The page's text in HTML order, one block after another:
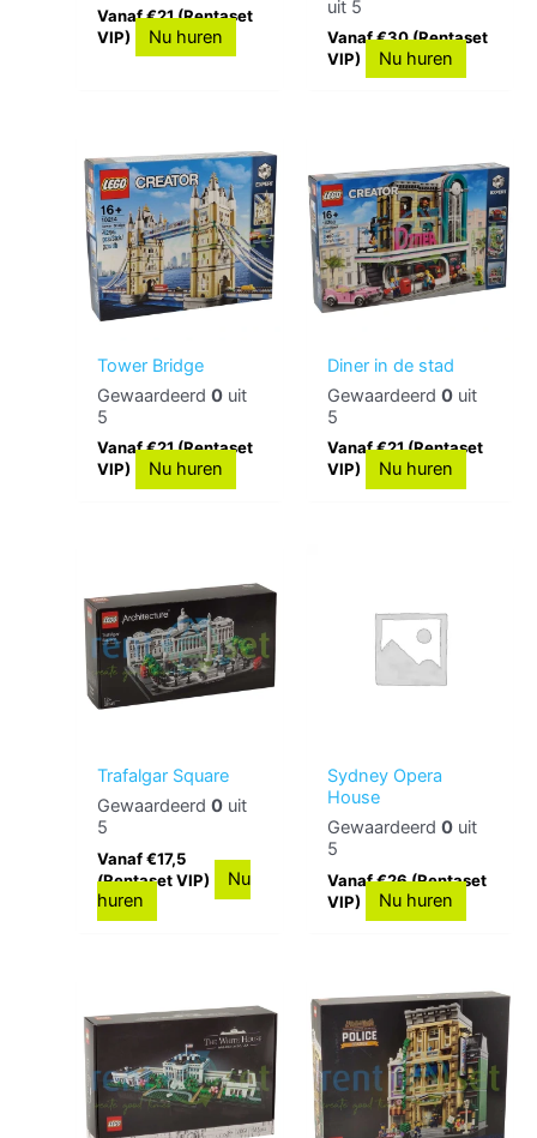
Vanaf €21 (Rentaset
VIP)
Nu huren
uit 5
Vanaf €30 (Rentaset
VIP)
Nu huren
Tower Bridge
Gewaardeerd0 uit
5
Vanaf €21 (Rentaset
VIP)
Nu huren
Diner in de stad
Gewaardeerd0 uit
5
Vanaf €21 (Rentaset
VIP)
Nu huren
Trafalgar Square
Gewaardeerd0 uit
5
Vanaf €17,5
(Rentaset VIP)
Nu
huren
Sydney Opera
House
Gewaardeerd0 uit
5
Vanaf €26 (Rentaset
VIP)
Nu huren